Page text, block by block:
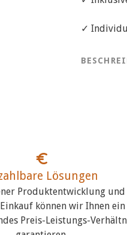
✓
Lösungen
Produktentwicklung und
können wir Ihnen ein
Preis-Leistungs-